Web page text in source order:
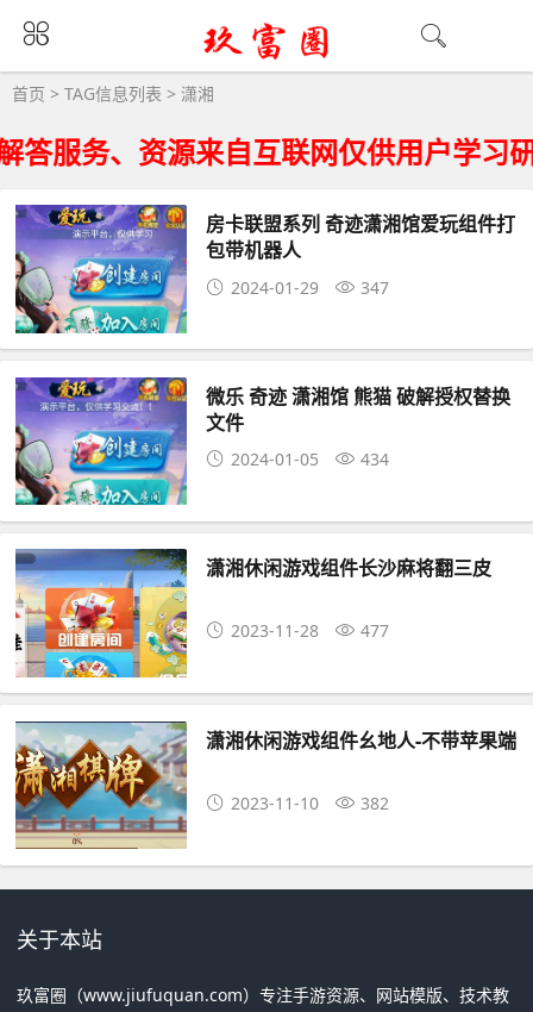
首页 > TAG信息列表 > 潇湘
服务、资源来自互联网仅供用户学习
房卡联盟系列 奇迹潇湘馆爱玩组件打
包带机器人
2024-01-29 347
微乐 奇迹 潇湘馆 熊猫 破解授权替换
文件
2024-01-05 434
潇湘休闲游戏组件长沙麻将翻三皮
2023-11-28 477
潇湘休闲游戏组件幺地人-不带苹果端
2023-11-10 382
关于本站
玖富圈（www.jiufuquan.com）专注手游资源、网站模版、技术教